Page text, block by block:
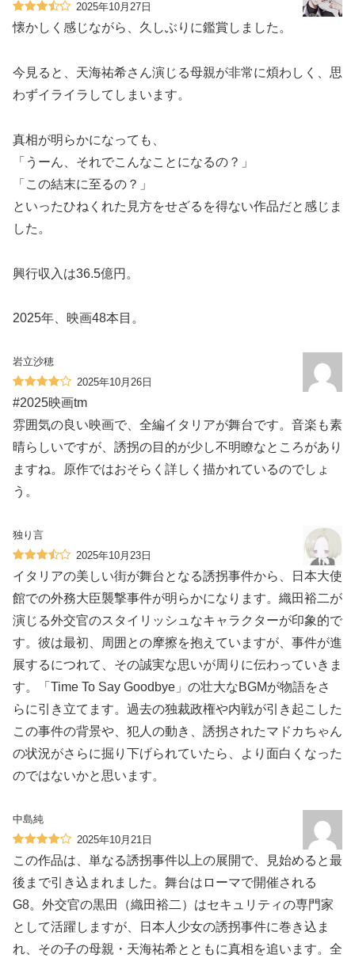
2025年10月27日
懐かしく感じながら、久しぶりに鑑賞しました。
今見ると、天海祐希さん演じる母親が非常に煩わしく、思
わずイライラしてしまいます。
真相が明らかになっても、
「うーん、それでこんなことになるの？」
「この結末に至るの？」
といったひねくれた見方をせざるを得ない作品だと感じま
した。
興行収入は36.5億円。
2025年、映画48本目。
岩立沙穂
2025年10月26日
#2025映画tm
雰囲気の良い映画で、全編イタリアが舞台です。音楽も素
晴らしいですが、誘拐の目的が少し不明瞭なところがあり
ますね。原作ではおそらく詳しく描かれているのでしょ
う。
独り言
2025年10月23日
イタリアの美しい街が舞台となる誘拐事件から、日本大使
館での外務大臣襲撃事件が明らかになります。織田裕二が
演じる外交官のスタイリッシュなキャラクターが印象的で
す。彼は最初、周囲との摩擦を抱えていますが、事件が進
展するにつれて、その誠実な思いが周りに伝わっていきま
す。「Time To Say Goodbye」の壮大なBGMが物語をさ
らに引き立てます。過去の独裁政権や内戦が引き起こした
この事件の背景や、犯人の動き、誘拐されたマドカちゃん
の状況がさらに掘り下げられていたら、より面白くなった
のではないかと思います。
中島純
2025年10月21日
この作品は、単なる誘拐事件以上の展開で、見始めると最
後まで引き込まれました。舞台はローマで開催される
G8。外交官の黒田（織田裕二）はセキュリティの専門家
として活躍しますが、日本人少女の誘拐事件に巻き込ま
れ、その子の母親・天海祐希とともに真相を追います。全